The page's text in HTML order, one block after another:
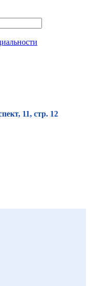
11, стр. 12